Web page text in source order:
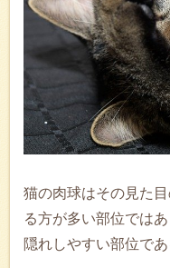
猫の肉球はその見た
る方が多い部位では
隠れしやすい部位で